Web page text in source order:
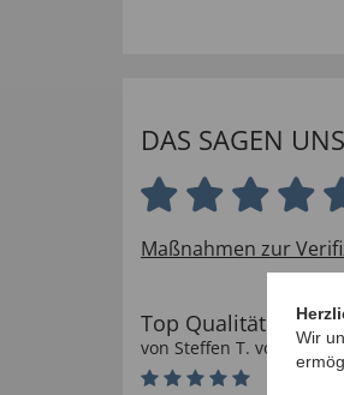
DAS SAGEN
Maßnahmen zur
Top Qualität
von Steffen T. vom
Wir